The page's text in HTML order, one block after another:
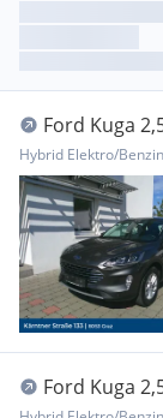
Ford Kuga
Ford Kuga